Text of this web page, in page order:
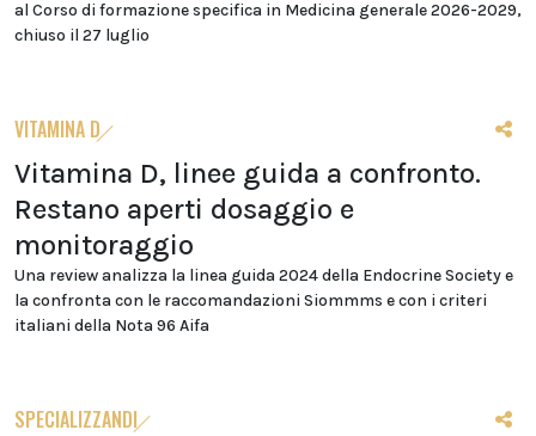
al Corso di formazione specifica in Medicina generale 2026-2029,
chiuso il 27 luglio
VITAMINA D
Vitamina D, linee guida a confronto.
Restano aperti dosaggio e
monitoraggio
Una review analizza la linea guida 2024 della Endocrine Society e
la confronta con le raccomandazioni Siommms e con i criteri
italiani della Nota 96 Aifa
SPECIALIZZANDI